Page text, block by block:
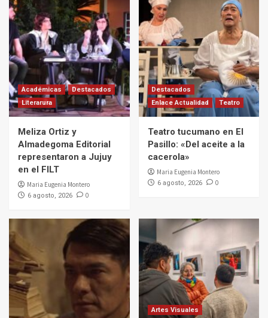
Académicas
Destacados
Literarura
Meliza Ortiz y
Almadegoma Editorial
representaron a Jujuy
en el FILT
Maria Eugenia Montero
6 agosto, 2026 0
Destacados
Enlace Actualidad
Teatro
Teatro tucumano en El
Pasillo: «Del aceite a la
cacerola»
Maria Eugenia Montero
6 agosto, 2026 0
Artes Visuales